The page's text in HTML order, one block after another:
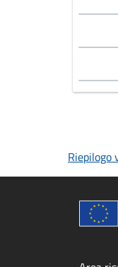
Riepilogo